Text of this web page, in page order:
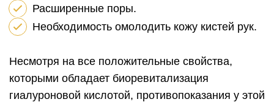
Расширенные поры.
Необходимость омолодить кожу кистей рук.
Несмотря на все положительные свойства,
которыми обладает биоревитализация
гиалуроновой кислотой, противопоказания у этой